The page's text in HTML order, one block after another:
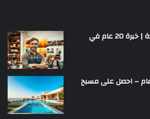
أفضل معلم دهانات بجدة | خبرة 20 عام في
– احصل على مسبح